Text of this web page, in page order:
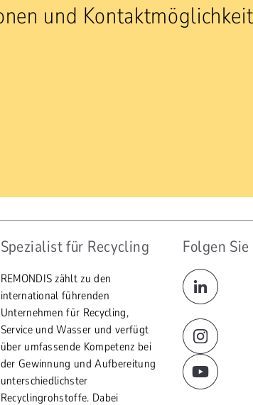
und
Spezialist für Recycling
REMONDIS zählt zu den
international führenden
Unternehmen für Recycling,
Service und Wasser und verfügt
über umfassende Kompetenz bei
der Gewinnung und Aufbereitung
unterschiedlichster
Recyclingrohstoffe. Dabei
Folgen Sie